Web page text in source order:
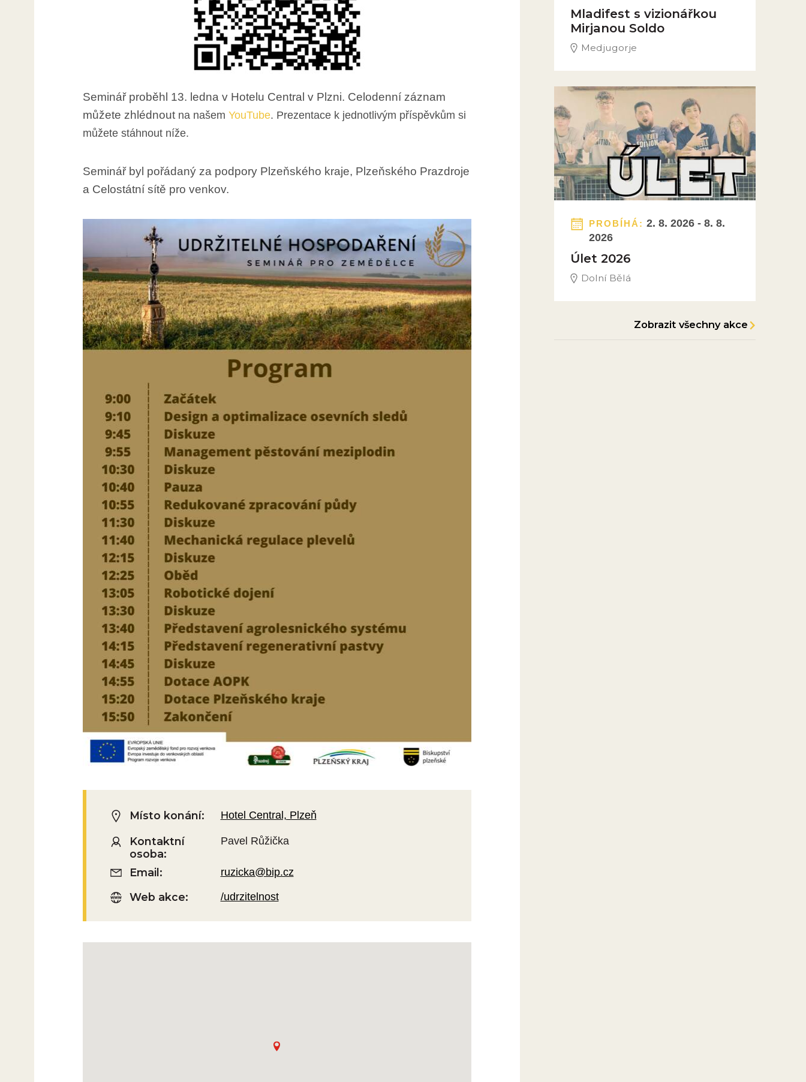
Seminář proběhl 13. ledna v Hotelu Central v Plzni. Celodenní záznam
můžete zhlédnoutna našem YouTube. Prezentace k jednotlivým příspěvkům si
můžete stáhnout níže.
Seminář byl pořádaný za podpory Plzeňského kraje, Plzeňského Prazdroje
a Celostátní sítě pro venkov.
Místo konání: Hotel Central, Plzeň
Kontaktní
osoba:
Pavel Růžička
Email: ruzicka@bip.cz
Web akce: /udrzitelnost
Mladifest s vizionářkou
Mirjanou Soldo
Medjugorje
Obrázek novinky
PROBÍHÁ: 2. 8. 2026 - 8. 8.
2026
Úlet 2026
Dolní Bělá
Zobrazit všechny akce